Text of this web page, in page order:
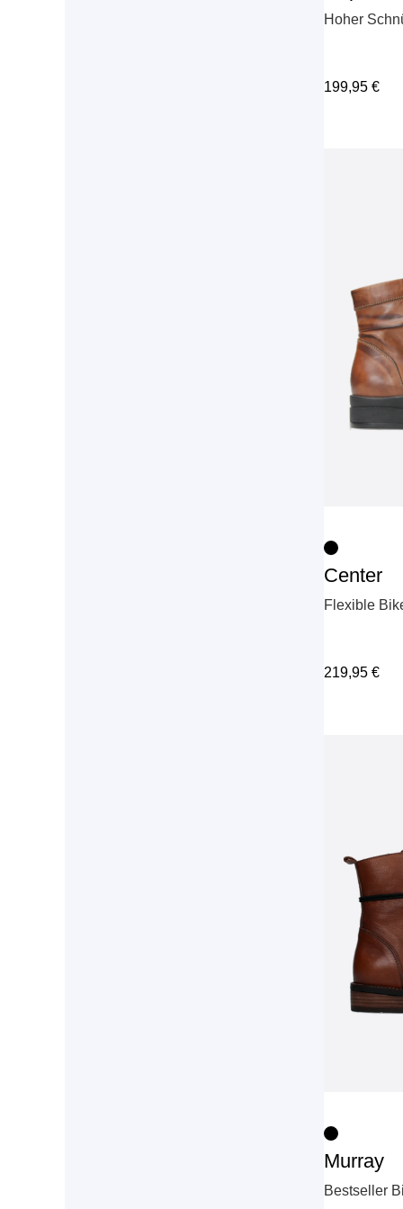
Hoher
199,95 €
Center
Flexible
219,95 €
Murray
Bestseller